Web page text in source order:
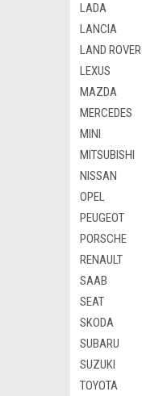
LADA
LANCIA
LAND ROVER
LEXUS
MAZDA
MERCEDES
MINI
MITSUBISHI
NISSAN
OPEL
PEUGEOT
PORSCHE
RENAULT
SAAB
SEAT
SKODA
SUBARU
SUZUKI
TOYOTA